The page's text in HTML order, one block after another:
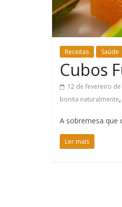
Receitas Saúde
Cubos
12 de fevereiro
bonita naturalmente,
A sobremesa que
Ler mais